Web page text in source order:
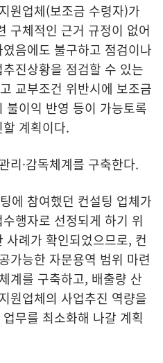
원업체(보조금 수령자)가
구체적인 근거 규정이 없어
음에도 불구하고 점검이나
진상황을 점검할 수 있는
교부조건 위반시에 보조금
불이익 반영 등이 가능토록
계획이다.
리·감독체계를 구축한다.
에 참여했던 컨설팅 업체가
행자로 선정되게 하기 위
례가 확인되었으므로, 컨
가능한 자문용역 범위 마련
계를 구축하고, 배출량 산
원업체의 사업추진 역량을
무를 최소화해 나갈 계획